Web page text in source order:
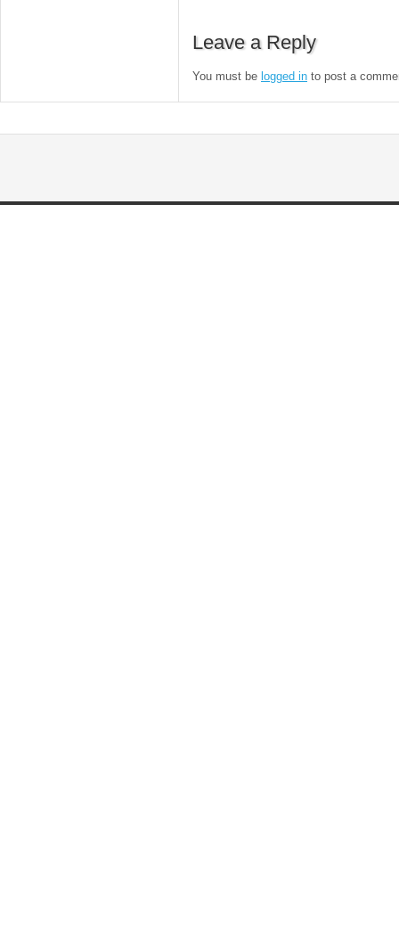
Leave a Reply
You must be logged in to post a